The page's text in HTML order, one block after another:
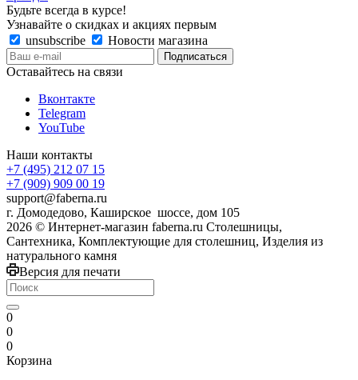
Будьте всегда в курсе!
Узнавайте о скидках и акциях первым
unsubscribe
Новости магазина
Оставайтесь на связи
Вконтакте
Telegram
YouTube
Наши контакты
+7 (495) 212 07 15
+7 (909) 909 00 19
support@faberna.ru
г. Домодедово, Каширское шоссе, дом 105
2026 © Интернет-магазин faberna.ru Столешницы,
Сантехника, Комплектующие для столешниц, Изделия из
натурального камня
Версия для печати
0
0
0
Корзина